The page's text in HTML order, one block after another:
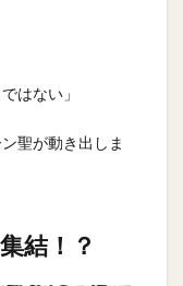
はない」
聖が動き出しま
結！？